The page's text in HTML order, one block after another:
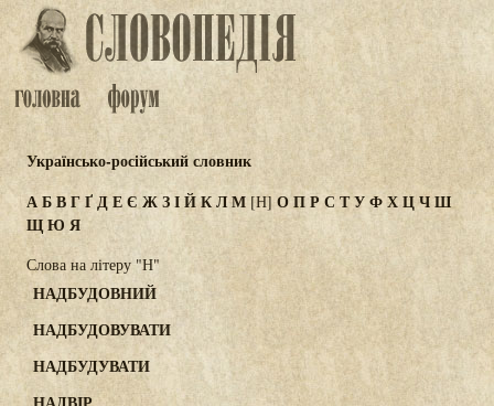
Українсько-російський словник
АБВГҐДЕЄ ЖЗІЙКЛМ [Н] ОПР СТУФХЦЧШ
ЩЮ Я
Слова на літеру "Н"
НАДБУДОВНИЙ
НАДБУДОВУВАТИ
НАДБУДУВАТИ